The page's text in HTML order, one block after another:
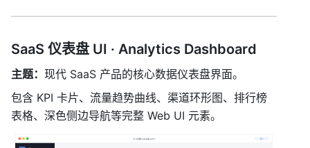
SaaS 仪表盘 UI · Analytics Dashboard
主题： 现代 SaaS 产品的核心数据仪表盘界面。
包含 KPI 卡片、流量趋势曲线、渠道环形图、排行榜
表格、深色侧边导航等完整 Web UI 元素。